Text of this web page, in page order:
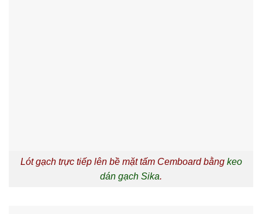
Lót gạch trực tiếp lên bề mặt tấm Cemboard bằng keo
dán gạch Sika.